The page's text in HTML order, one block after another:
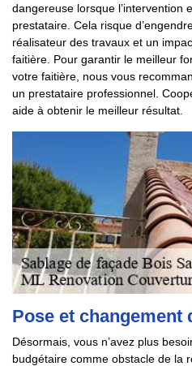
dangereuse lorsque l’intervention
prestataire. Cela risque
réalisateur des travaux et un
faitière. Pour garantir le meilleur
votre faitière, nous vous
un prestataire professionnel.
aide à obtenir le meilleur résultat.
Pose et changement
Désormais, vous n’avez plus
budgétaire comme obstacle de la